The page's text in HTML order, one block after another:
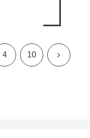
4 10 次